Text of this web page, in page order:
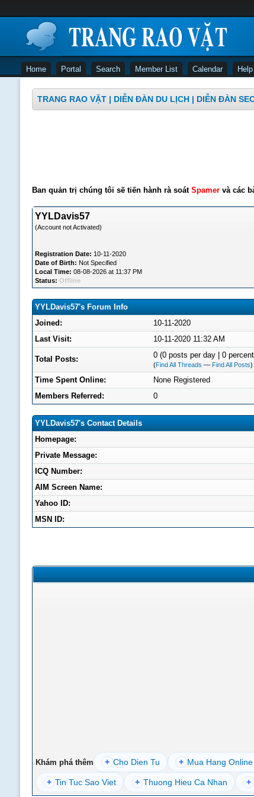
Home Portal Search Member List Calendar Help
TRANG RAO VẶT | DIỄN ĐÀN DU LỊCH | DIỄN ĐÀN
Ban quản trị chúng tôi sẽ tiến hành rà soát Spamervà các
YYLDavis57
(Account not Activated)
Registration Date: 10-11-2020
Date of Birth: Not Specified
Local Time: 08-08-2026 at 11:37 PM
Status: Offline
YYLDavis57's Forum Info
Joined:
10-11-2020
Last Visit:
10-11-2020 11:32 AM
Total Posts: 0 (0 posts per day | 0
(Find All Threads — Find All Posts)
Time Spent Online:
None Registered
Members Referred:
0
YYLDavis57's Contact Details
Homepage:
Private Message:
ICQ Number:
AIM Screen Name:
Yahoo ID:
MSN ID:
Khám phá thêm + Cho Dien Tu + Mua Hang
+ Tin Tuc Sao Viet + Thuong Hieu Ca Nhan +